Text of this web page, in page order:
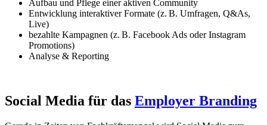
Aufbau und Pflege einer aktiven Community
Entwicklung interaktiver Formate (z. B. Umfragen, Q&As,
Live)
bezahlte Kampagnen (z. B. Facebook Ads oder Instagram
Promotions)
Analyse & Reporting
Social Media für das Employer Branding